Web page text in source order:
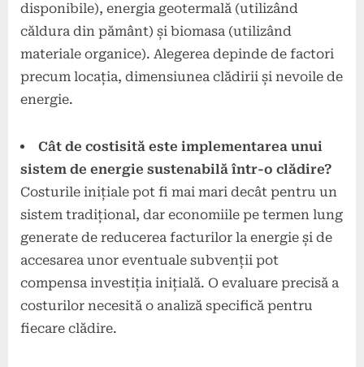
disponibile), energia geotermală (utilizând
căldura din pământ) și biomasa (utilizând
materiale organice). Alegerea depinde de factori
precum locația, dimensiunea clădirii și nevoile de
energie.
Cât de costisită este implementarea unui
sistem de energie sustenabilă într-o clădire?
Costurile inițiale pot fi mai mari decât pentru un
sistem tradițional, dar economiile pe termen lung
generate de reducerea facturilor la energie și de
accesarea unor eventuale subvenții pot
compensa investiția inițială. O evaluare precisă a
costurilor necesită o analiză specifică pentru
fiecare clădire.